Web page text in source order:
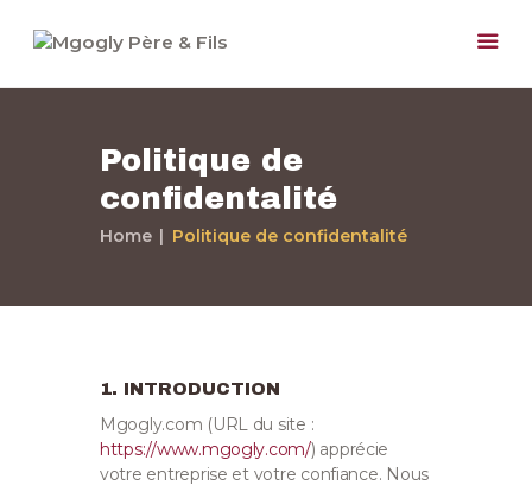
Politique de
confidentalité
Home Politique de confidentalité
Paris et Région
Notre Société
Nos Travaux
Devis Gratuit
1. INTRODUCTION
Mgogly.com (URL du site :
https://www.mgogly.com/) apprécie
votre entreprise et votre confiance. Nous